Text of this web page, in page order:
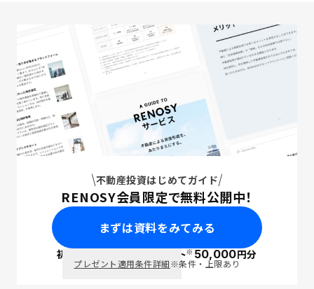
不動産投資はじめてガイド
RENOSY会員限定で無料公開中！
まずは資料をみてみる
初回面談で ポイント※50,000円分
プレゼント適用条件詳細※条件・上限あり